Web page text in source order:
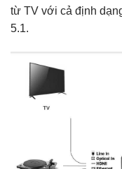
từ TV với cả định
5.1.